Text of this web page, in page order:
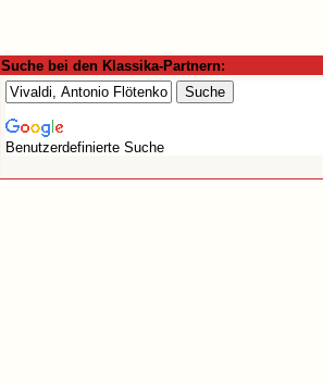
Suche bei den Klassika-Partnern:
Benutzerdefinierte Suche